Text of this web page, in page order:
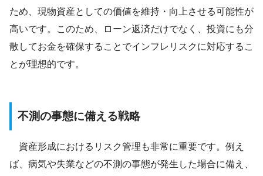
ため、現物資産としての価値を維持・向上させる可能性が
高いです。このため、ローン返済だけでなく、投資にも分
散してお金を確保することでインフレリスクに対応するこ
とが理想的です。
不測の事態に備える戦略
資産形成におけるリスク管理も非常に重要です。例え
ば、病気や失業などの不測の事態が発生した場合に備え、